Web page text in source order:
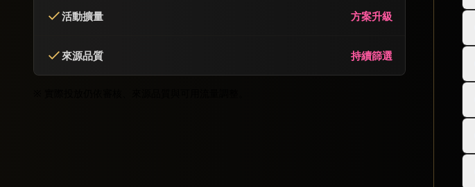
活動擴量 方案升級
來源品質 持續篩選